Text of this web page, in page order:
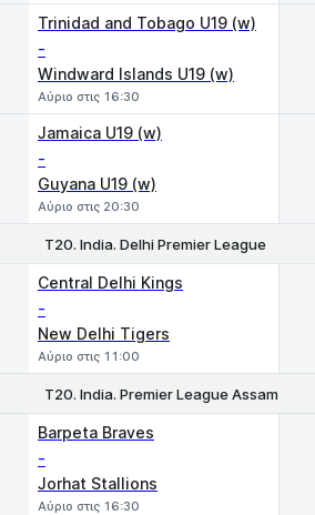
Trinidad and Tobago U19 (w)
-
Windward Islands U19 (w)
Αύριο στις 16:30
Jamaica U19 (w)
-
Guyana U19 (w)
Αύριο στις 20:30
T20. India. Delhi Premier League
Central Delhi Kings
-
New Delhi Tigers
Αύριο στις 11:00
T20. India. Premier League Assam
Barpeta Braves
-
Jorhat Stallions
Αύριο στις 16:30